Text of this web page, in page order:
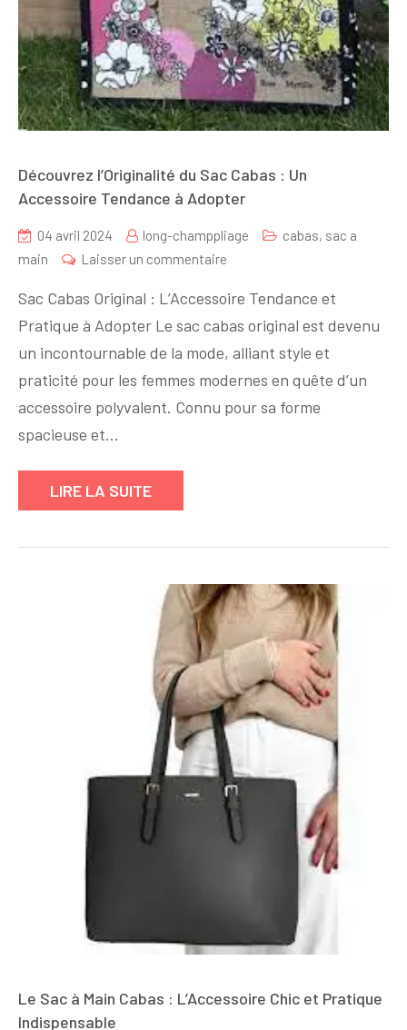
Découvrez l’Originalité du Sac Cabas : Un
Accessoire Tendance à Adopter
04 avril 2024 long-champpliage cabas, sac a
main
Laisser un commentaire
l’Originalité
du
Sac
Cabas
Sac Cabas Original : L’Accessoire Tendance et
Pratique à Adopter Le sac cabas original est devenu
un incontournable de la mode, alliant style et
praticité pour les femmes modernes en quête d’un
accessoire polyvalent. Connu pour sa forme
spacieuse et…
LIRE LA SUITE
Le Sac à Main Cabas : L’Accessoire Chic et Pratique
Indispensable